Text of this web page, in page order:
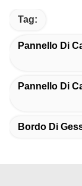
Tag:
Pannello Di
Pannello Di
Bordo Di